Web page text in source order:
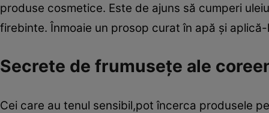
produse cosmetice. Este de ajuns să cumperi
firebinte. Înmoaie un prosop curat în apă şi
Secrete de frumuseţe ale
Cei care au tenul sensibil,pot încerca produsele